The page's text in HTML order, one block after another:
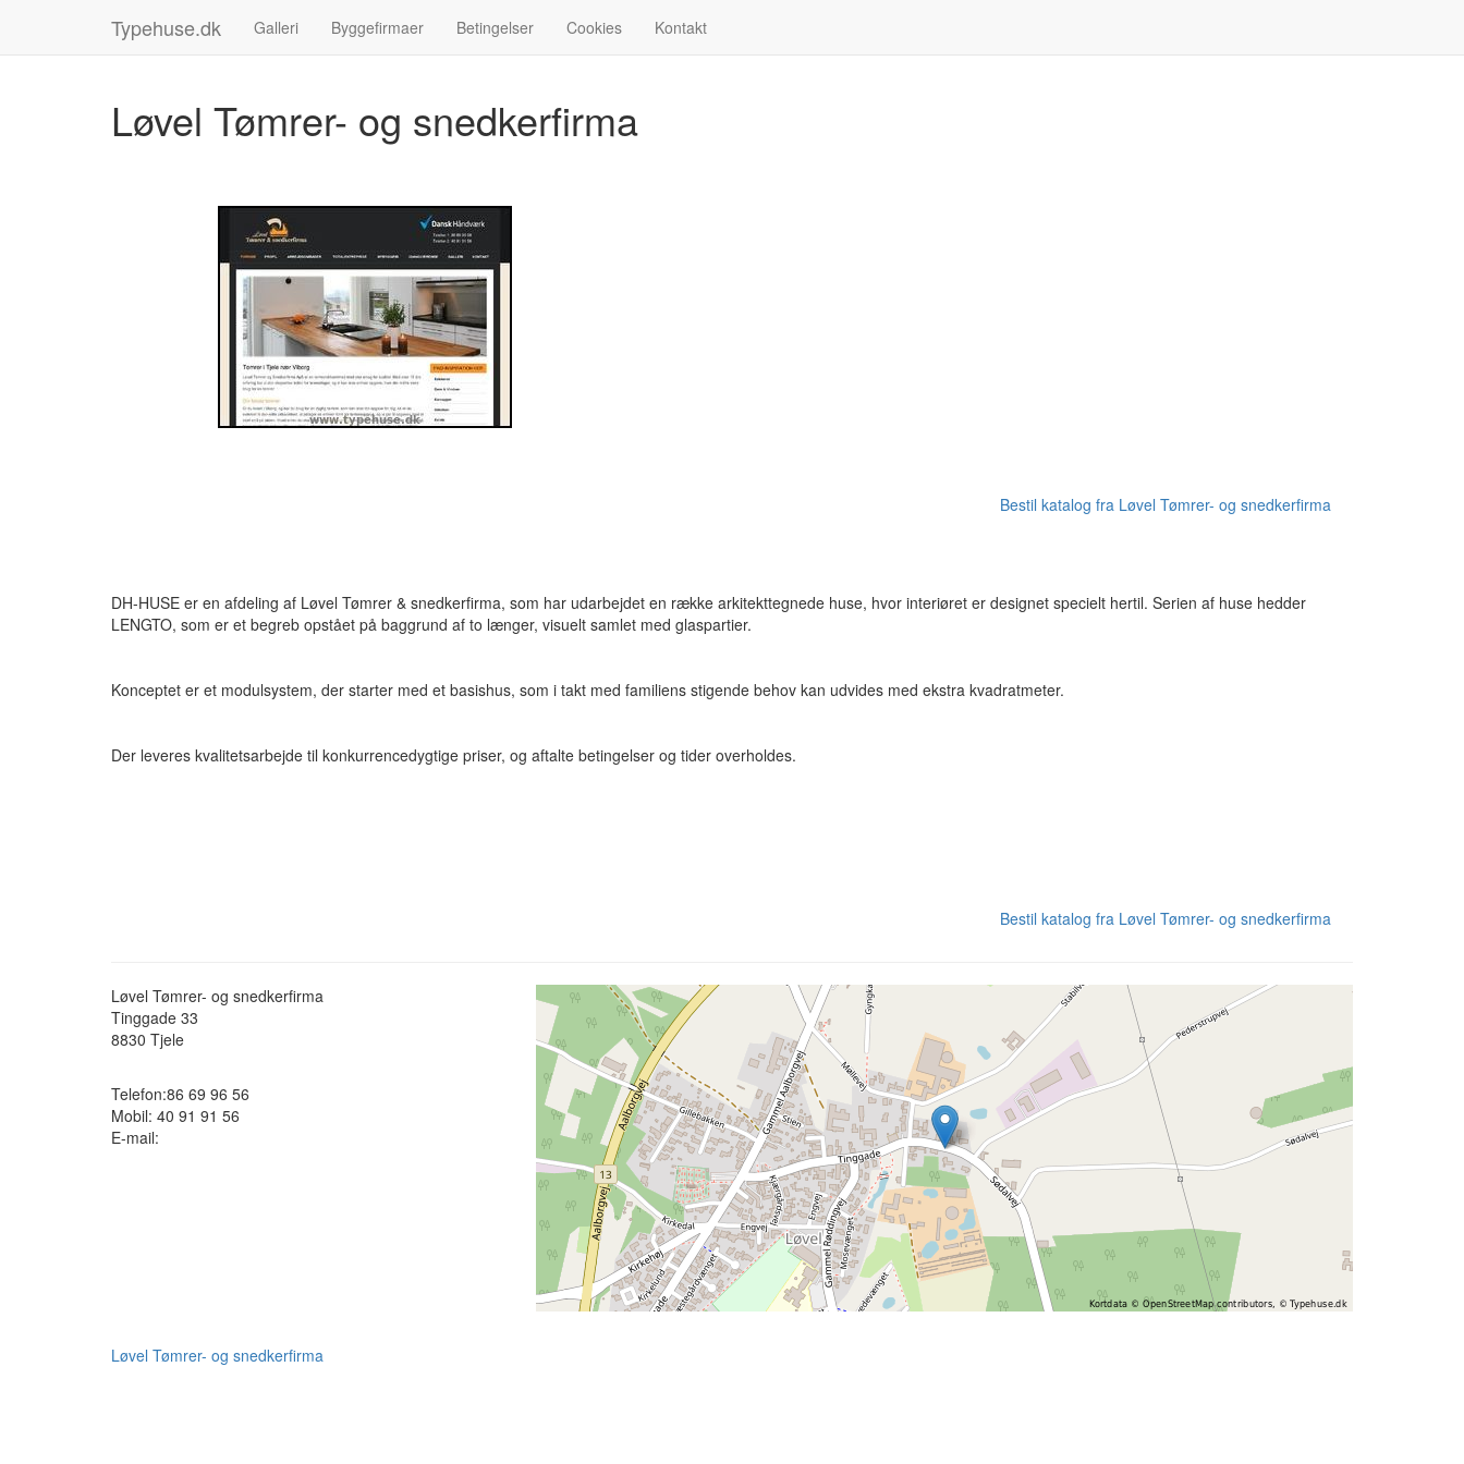
Typehuse.dk Galleri Byggefirmaer Betingelser Cookies Kontakt
Løvel Tømrer- og snedkerfirma
Bestil katalog fra Løvel Tømrer- og snedkerfirma
DH-HUSE er en afdeling af Løvel Tømrer & snedkerfirma, som har udarbejdet en række arkitekttegnede huse, hvor interiøret er designet specielt hertil. Serien af huse hedder
LENGTO, som er et begreb opstået på baggrund af to længer, visuelt samlet med glaspartier.
Konceptet er et modulsystem, der starter med et basishus, som i takt med familiens stigende behov kan udvides med ekstra kvadratmeter.
Der leveres kvalitetsarbejde til konkurrencedygtige priser, og aftalte betingelser og tider overholdes.
Bestil katalog fra Løvel Tømrer- og snedkerfirma
Løvel Tømrer- og snedkerfirma
Tinggade 33
8830 Tjele
Telefon:86 69 96 56
Mobil: 40 91 91 56
E-mail:
Løvel Tømrer- og snedkerfirma